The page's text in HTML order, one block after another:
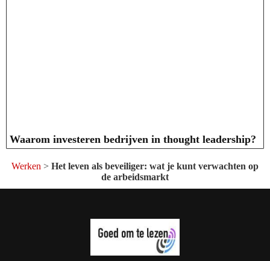
Waarom investeren bedrijven in thought leadership?
Werken > Het leven als beveiliger: wat je kunt verwachten op
de arbeidsmarkt